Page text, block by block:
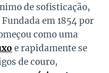
de sofisticação,
em 1854 por
como uma
e rapidamente se
de couro,